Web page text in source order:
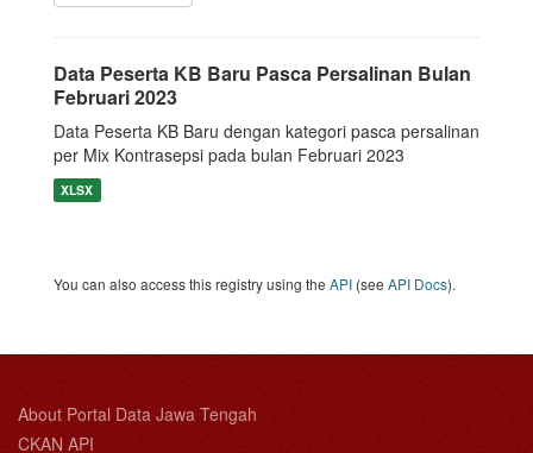
Data Peserta KB Baru Pasca Persalinan Bulan
Februari 2023
Data Peserta KB Baru dengan kategori pasca persalinan
per Mix Kontrasepsi pada bulan Februari 2023
XLSX
You can also access this registry using the API (see API Docs).
About Portal Data Jawa Tengah
CKAN API